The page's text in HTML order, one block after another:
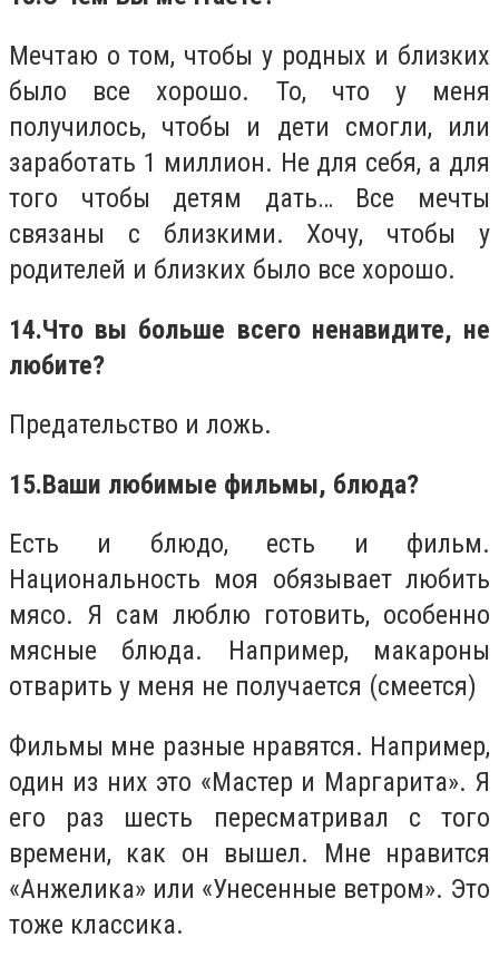
Мечтаю о том, чтобы у родных и близких
было все хорошо. То, что у меня
получилось, чтобы и дети смогли, или
заработать 1 миллион. Не для себя, а для
того чтобы детям дать… Все мечты
связаны с близкими. Хочу, чтобы у
родителей и близких было все хорошо.
14.Что вы больше всего ненавидите, не
любите?
Предательство и ложь.
15.Ваши любимые фильмы, блюда?
Есть и блюдо, есть и фильм.
Национальность моя обязывает любить
мясо. Я сам люблю готовить, особенно
мясные блюда. Например, макароны
отварить у меня не получается (смеется)
Фильмы мне разные нравятся. Например,
один из них это «Мастер и Маргарита». Я
его раз шесть пересматривал с того
времени, как он вышел. Мне нравится
«Анжелика» или «Унесенные ветром». Это
тоже классика.